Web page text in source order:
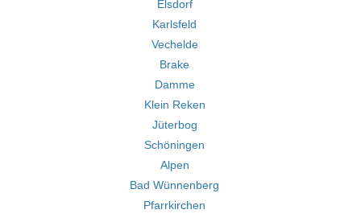
Elsdorf
Karlsfeld
Vechelde
Brake
Damme
Klein Reken
Jüterbog
Schöningen
Alpen
Bad Wünnenberg
Pfarrkirchen